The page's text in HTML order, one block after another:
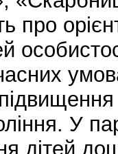
про
У
дітей